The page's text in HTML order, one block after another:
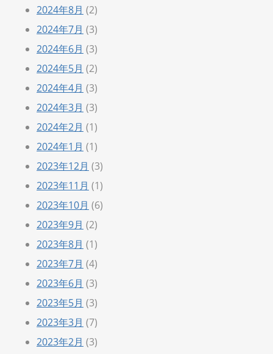
2024年8月 (2)
2024年7月 (3)
2024年6月 (3)
2024年5月 (2)
2024年4月 (3)
2024年3月 (3)
2024年2月 (1)
2024年1月 (1)
2023年12月 (3)
2023年11月 (1)
2023年10月 (6)
2023年9月 (2)
2023年8月 (1)
2023年7月 (4)
2023年6月 (3)
2023年5月 (3)
2023年3月 (7)
2023年2月 (3)